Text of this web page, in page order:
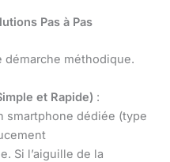
Pas à Pas
démarche méthodique.
et Rapide) :
smartphone dédiée (type
Si l’aiguille de la